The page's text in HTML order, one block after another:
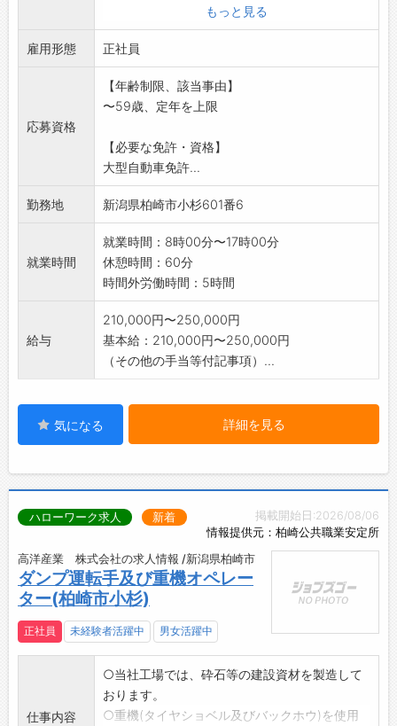
たサイズ・配合で製造します。
○工場敷地内のストックヤードで重機を使っ
て、砕石等のダンプへ
の積込、ダンプカーの工場内輸送並びに配達
を行います。
○工場内設備の維持管理、メンテナンス作業も
ます。
※変更範囲:変更なし
もっと見る
雇用形態 正社員
応募資格
【年齢制限、該当事由】
〜59歳、定年を上限
【必要な免許・資格】
大型自動車免許...
勤務地 新潟県柏崎市小杉601番6
就業時間
就業時間：8時00分〜17時00分
休憩時間：60分
時間外労働時間：5時間
給与
210,000円〜250,000円
基本給：210,000円〜250,000円
（その他の手当等付記事項）...
気になる 詳細を見る
掲載開始日:2026/08/06
情報提供元：柏崎公共職業安定所
ハローワーク求人 新着
高洋産業 株式会社の求人情報 /新潟県柏崎市
ダンプ運転手及び重機オペレー
ター(柏崎市小杉)
正社員 未経験者活躍中 男女活躍中
仕事内容
○当社工場では、砕石等の建設資材を製造して
おります。
○重機(タイヤショベル及びバックホウ)を使用